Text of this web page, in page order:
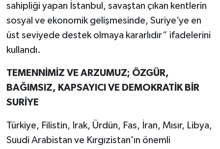
sahipliği yapan İstanbul, savaştan çıkan kentlerin
sosyal ve ekonomik gelişmesinde, Suriye’ye en
üst seviyede destek olmaya kararlıdır” ifadelerini
kullandı.
TEMENNİMİZ VE ARZUMUZ; ÖZGÜR,
BAĞIMSIZ, KAPSAYICI VE DEMOKRATİK BİR
SURİYE
Türkiye, Filistin, Irak, Ürdün, Fas, İran, Mısır, Libya,
Suudi Arabistan ve Kırgızistan'ın önemli